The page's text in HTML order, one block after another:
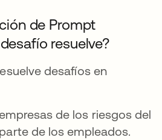
de Prompt
resuelve?
desafíos en
de los riesgos del
de los empleados.